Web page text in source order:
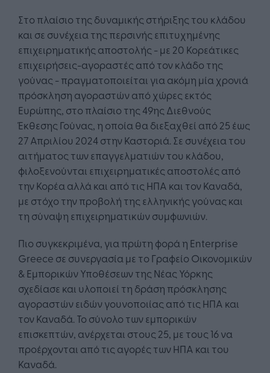
Στο πλαίσιο της δυναμικής στήριξης του κλάδου
και σε συνέχεια της περσινής επιτυχημένης
επιχειρηματικής αποστολής - με 20 Κορεάτικες
επιχειρήσεις-αγοραστές από τον κλάδο της
γούνας - πραγματοποιείται για ακόμη μία χρονιά
πρόσκληση αγοραστών από χώρες εκτός
Ευρώπης, στο πλαίσιο της 49ης Διεθνούς
Έκθεσης Γούνας, η οποία θα διεξαχθεί από 25 έως
27 Απριλίου 2024 στην Καστοριά. Σε συνέχεια του
αιτήματος των επαγγελματιών του κλάδου,
φιλοξενούνται επιχειρηματικές αποστολές από
την Κορέα αλλά και από τις ΗΠΑ και τον Καναδά,
με στόχο την προβολή της ελληνικής γούνας και
τη σύναψη επιχειρηματικών συμφωνιών.
Πιο συγκεκριμένα, για πρώτη φορά η Enterprise
Greece σε συνεργασία με το Γραφείο Οικονομικών
& Εμπορικών Υποθέσεων της Νέας Υόρκης
σχεδίασε και υλοποιεί τη δράση πρόσκλησης
αγοραστών ειδών γουνοποιίας από τις ΗΠΑ και
τον Καναδά. Το σύνολο των εμπορικών
επισκεπτών, ανέρχεται στους 25, με τους 16 να
προέρχονται από τις αγορές των ΗΠΑ και του
Καναδά.